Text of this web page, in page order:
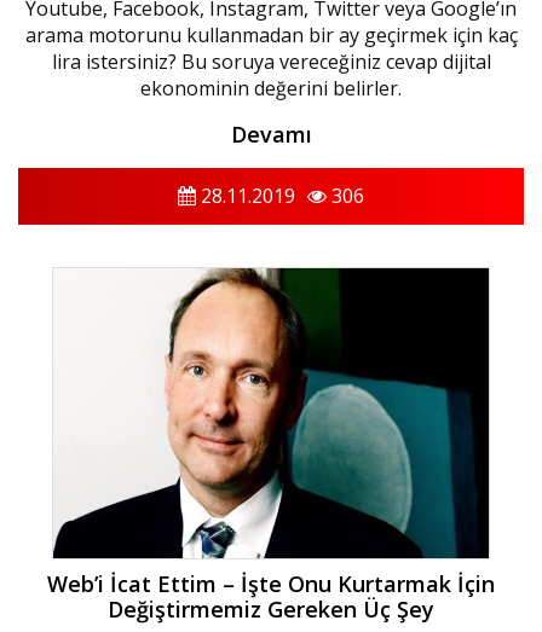
Youtube, Facebook, Instagram, Twitter veya Google’ın
arama motorunu kullanmadan bir ay geçirmek için kaç
lira istersiniz? Bu soruya vereceğiniz cevap dijital
ekonominin değerini belirler.
Devamı
28.11.2019 306
Web’i İcat Ettim – İşte Onu Kurtarmak İçin
Değiştirmemiz Gereken Üç Şey